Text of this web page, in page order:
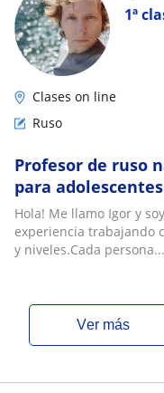
1ª
Clases on line
Ruso
Profesor de ruso
para
Hola! Me llamo Igor y
experiencia trabajando
y niveles.Cada persona...
ver más